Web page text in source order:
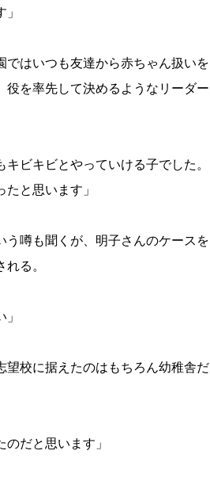
はいつも友達から赤ちゃん扱いを
役を率先して決めるようなリーダー
キビキビとやっていける子でした。
と思います」
噂も聞くが、明子さんのケースを
る。
望校に据えたのはもちろん幼稚舎だ
のだと思います」